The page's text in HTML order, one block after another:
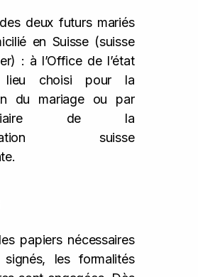
deux futurs mariés
en Suisse (suisse
: à l’Office de l’état
choisi pour la
du mariage ou par
de la
suisse
papiers nécessaires
les formalités